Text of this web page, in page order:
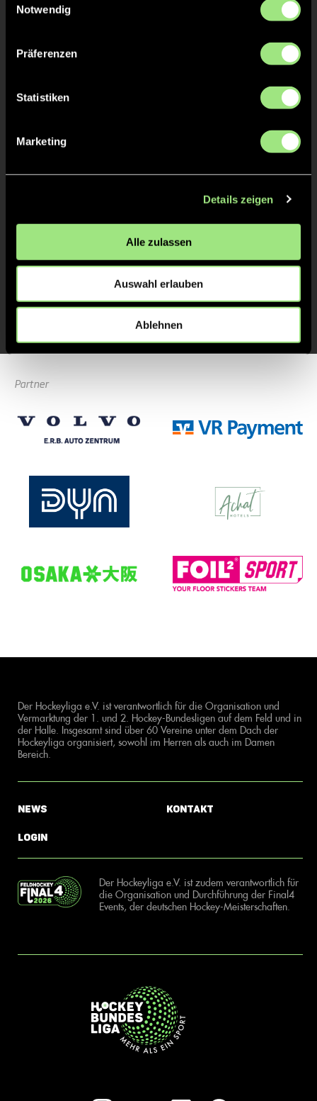
Notwendig
Präferenzen
Statistiken
Marketing
Details zeigen
Alle zulassen
Auswahl erlauben
Ablehnen
Tore & Karten
Partner
Der Hockeyliga e.V. ist verantwortlich für die Organisation und
Vermarktung der 1. und 2. Hockey-Bundesligen auf dem Feld und in
der Halle. Insgesamt sind über 60 Vereine unter dem Dach der
Hockeyliga organisiert, sowohl im Herren als auch im Damen
Bereich.
News
Login
Kontakt
Der Hockeyliga e.V. ist zudem verantwortlich für
die Organisation und Durchführung der Final4
Events, der deutschen Hockey-Meisterschaften.